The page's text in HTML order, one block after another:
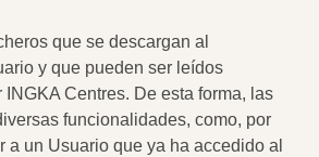
que se descargan al
y que pueden ser leídos
INGKA Centres. De esta forma, las
funcionalidades, como, por
a un Usuario que ya ha accedido al